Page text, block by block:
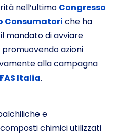
nell’ultimo Congresso
Consumatori che ha
mandato di avviare
azioni
alla campagna
Italia.
e
chimici utilizzati